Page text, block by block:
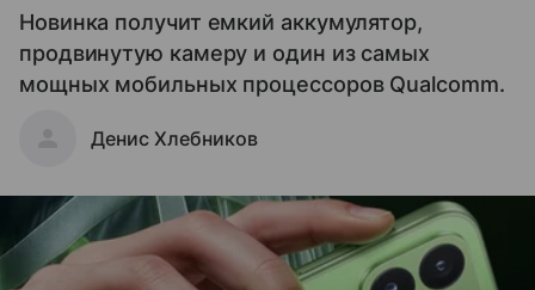
Новинка получит емкий аккумулятор,
продвинутую камеру и один из самых
мощных мобильных процессоров Qualcomm.
Денис Хлебников